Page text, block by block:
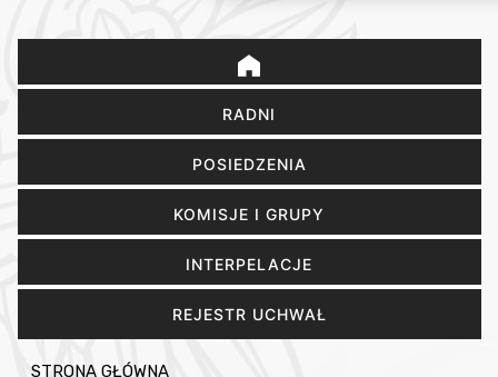
RADNI
POSIEDZENIA
KOMISJE I GRUPY
INTERPELACJE
REJESTR UCHWAŁ
STRONA GŁÓWNA